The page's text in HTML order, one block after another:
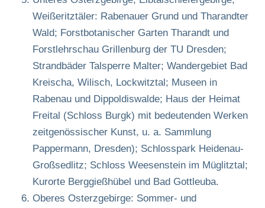
Weißeritztäler: Rabenauer Grund und Tharandter
Wald; Forstbotanischer Garten Tharandt und
Forstlehrschau Grillenburg der TU Dresden;
Strandbäder Talsperre Malter; Wandergebiet Bad
Kreischa, Wilisch, Lockwitztal; Museen in
Rabenau und Dippoldiswalde; Haus der Heimat
Freital (Schloss Burgk) mit bedeutenden Werken
zeitgenössischer Kunst, u. a. Sammlung
Pappermann, Dresden); Schlosspark Heidenau-
Großsedlitz; Schloss Weesenstein im Müglitztal;
Kurorte Berggießhübel und Bad Gottleuba.
Oberes Osterzgebirge: Sommer- und